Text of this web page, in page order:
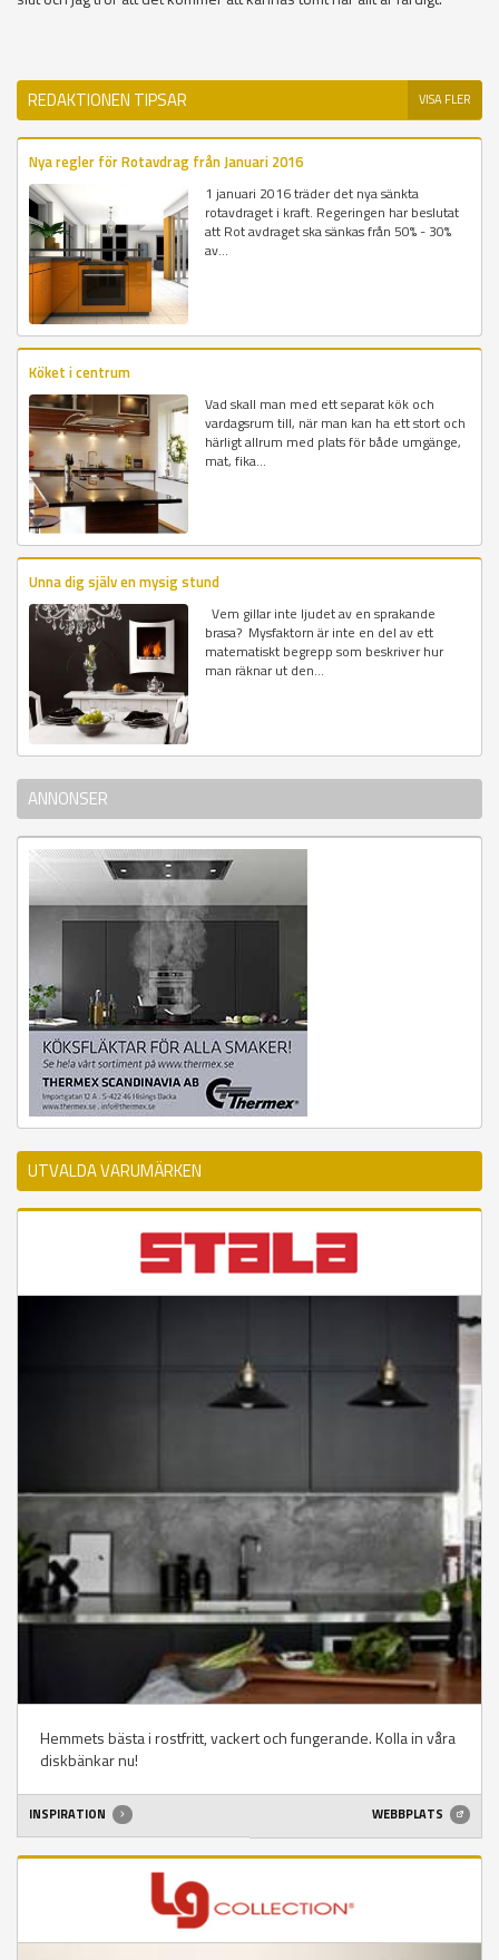
REDAKTIONEN TIPSAR VISA FLER
Nya regler för Rotavdrag från Januari 2016
1 januari 2016 träder det nya sänkta
rotavdraget i kraft. Regeringen har beslutat
att Rot avdraget ska sänkas från 50% - 30%
av...
Köket i centrum
Vad skall man med ett separat kök och
vardagsrum till, när man kan ha ett stort och
härligt allrum med plats för både umgänge,
mat, fika...
Unna dig själv en mysig stund
Vem gillar inte ljudet av en sprakande
brasa? Mysfaktorn är inte en del av ett
matematiskt begrepp som beskriver hur
man räknar ut den...
ANNONSER
UTVALDA VARUMÄRKEN
Hemmets bästa i rostfritt, vackert och fungerande. Kolla in våra
diskbänkar nu!
INSPIRATION WEBBPLATS